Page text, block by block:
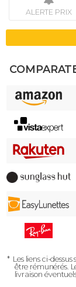
ALERTE PRIX
* Les liens ci-
être rémunérés.
livraison